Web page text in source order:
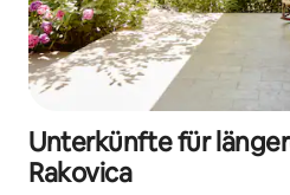
Unterkünfte für
Rakovica